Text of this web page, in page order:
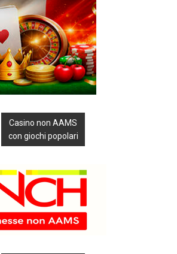
Casino non AAMS
con giochi popolari